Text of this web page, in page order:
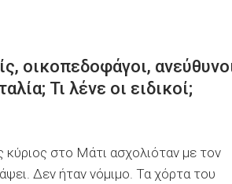
οικοπεδοφάγοι,
Τι λένε οι ειδικοί;
κύριος στο Μάτι ασχολιόταν με τον
Δεν ήταν νόμιμο. Τα χόρτα του